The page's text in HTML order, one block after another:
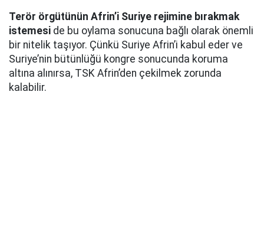
Terör örgütünün Afrin’i Suriye rejimine bırakmak
istemesi de bu oylama sonucuna bağlı olarak önemli
bir nitelik taşıyor. Çünkü Suriye Afrin’i kabul eder ve
Suriye’nin bütünlüğü kongre sonucunda koruma
altına alınırsa, TSK Afrin’den çekilmek zorunda
kalabilir.